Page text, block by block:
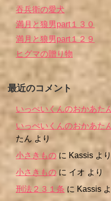
吞兵衛の愛犬
満月と狼男part１３０
満月と狼男part１２９
ヒグマの贈り物
最近のコメント
いっぺいくんのおかあた
いっぺいくんのおかあた
たん より
小さきもの に Kassis より
小さきもの に イオ より
刑法２３１条 に Kassis